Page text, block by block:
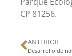
CP 81256.
ANTERIOR